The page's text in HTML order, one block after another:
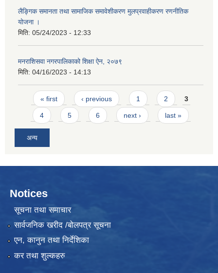
लैङ्गिक समानता तथा सामाजिक समावेशीकरण मुलप्रवाहीकरण रणनीतिक
योजना ।
मिति: 05/24/2023 - 12:33
मनराशिसवा नगरपालिकाको शिक्षा ऐन, २०७९
मिति: 04/16/2023 - 14:13
Pages
« first ‹ previous 1 2 3
4 5 6 next › last »
अन्य
Notices
सूचना तथा समाचार
सार्वजनिक खरीद /बोलपत्र सूचना
एन, कानुन तथा निर्देशिका
कर तथा शुल्कहरु